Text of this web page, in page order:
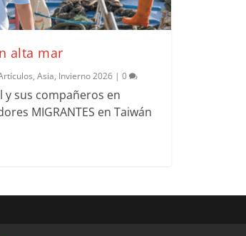
alta mar
,Asia, Invierno 2026 |0
sus compañeros en
MIGRANTES en Taiwán